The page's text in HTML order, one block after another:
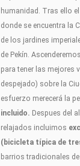
humanidad. Tras ello el
donde se encuentra la
de los jardines
de Pekín.
para tener las mejores
despejado) sobre la
esfuerzo merecerá la
incluido. Despues del
relajados incluimos
(bicicleta típica de
barrios tradicionales